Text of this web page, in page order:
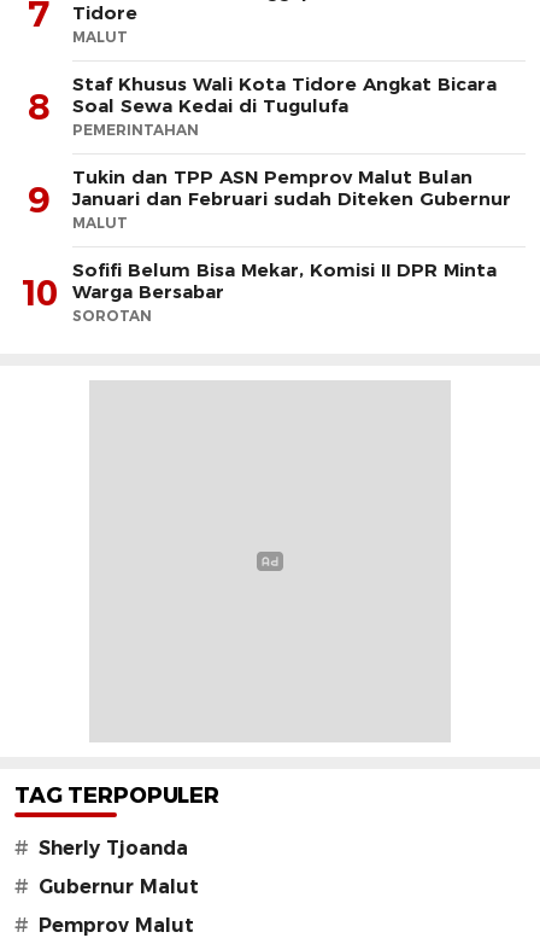
7
Tidore
MALUT
8
Staf Khusus Wali Kota Tidore Angkat Bicara
Soal Sewa Kedai di Tugulufa
PEMERINTAHAN
9
Tukin dan TPP ASN Pemprov Malut Bulan
Januari dan Februari sudah Diteken Gubernur
MALUT
10
Sofifi Belum Bisa Mekar, Komisi II DPR Minta
Warga Bersabar
SOROTAN
TAG TERPOPULER
# Sherly Tjoanda
# Gubernur Malut
# Pemprov Malut